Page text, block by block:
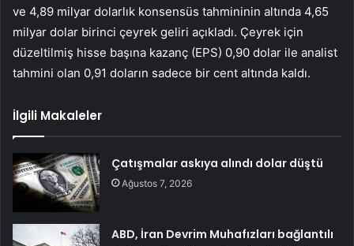
ve 4,89 milyar dolarlık konsensüs tahmininin altında 4,65
milyar dolar birinci çeyrek geliri açıkladı. Çeyrek için
düzeltilmiş hisse başına kazanç (EPS) 0,90 dolar ile analist
tahmini olan 0,91 doların sadece bir cent altında kaldı.
İlgili Makaleler
Çatışmalar askıya alındı dolar düştü
Ağustos 7, 2026
ABD, İran Devrim Muhafızları bağlantılı